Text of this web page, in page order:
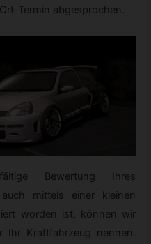
Termin abgesprochen.
Bewertung Ihres
mittels einer kleinen
worden ist, können wir
Ihr Kraftfahrzeug nennen.